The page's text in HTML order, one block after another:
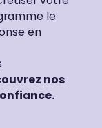
le
en
nos